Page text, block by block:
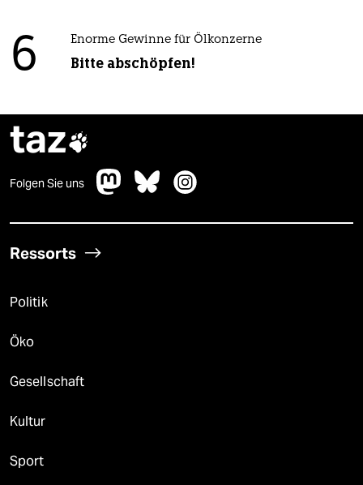
6 Enorme Gewinne für Ölkonzerne
Bitte abschöpfen!
taz
Folgen Sie uns
Ressorts
Politik
Öko
Gesellschaft
Kultur
Sport